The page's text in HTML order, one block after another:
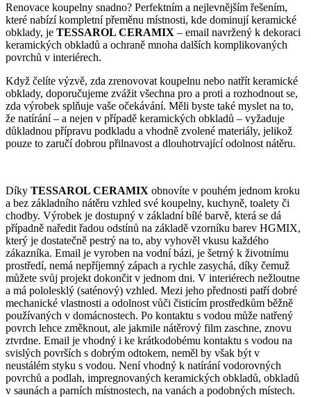
Renovace koupelny snadno? Perfektním a nejlevnějším řešením,
které nabízí kompletní přeměnu místnosti, kde dominují keramické
obklady, je TESSAROL CERAMIX – email navržený k dekoraci
keramických obkladů a ochraně mnoha dalších komplikovaných
povrchů v interiérech.
Když čelíte výzvě, zda zrenovovat koupelnu nebo natřít keramické
obklady, doporučujeme zvážit všechna pro a proti a rozhodnout se,
zda výrobek splňuje vaše očekávání. Měli byste také myslet na to,
že natírání – a nejen v případě keramických obkladů – vyžaduje
důkladnou přípravu podkladu a vhodně zvolené materiály, jelikož
pouze to zaručí dobrou přilnavost a dlouhotrvající odolnost nátěru.
Díky TESSAROL CERAMIX obnovíte v pouhém jednom kroku
a bez základního nátěru vzhled své koupelny, kuchyně, toalety či
chodby. Výrobek je dostupný v základní bílé barvě, která se dá
případně naředit řadou odstínů na základě vzorníku barev HGMIX,
který je dostatečně pestrý na to, aby vyhověl vkusu každého
zákazníka. Email je vyroben na vodní bázi, je šetrný k životnímu
prostředí, nemá nepříjemný zápach a rychle zasychá, díky čemuž
můžete svůj projekt dokončit v jednom dni. V interiérech nežloutne
a má pololesklý (saténový) vzhled. Mezi jeho přednosti patří dobré
mechanické vlastnosti a odolnost vůči čisticím prostředkům běžně
používaných v domácnostech. Po kontaktu s vodou může natřený
povrch lehce změknout, ale jakmile nátěrový film zaschne, znovu
ztvrdne. Email je vhodný i ke krátkodobému kontaktu s vodou na
svislých površích s dobrým odtokem, neměl by však být v
neustálém styku s vodou. Není vhodný k natírání vodorovných
povrchů a podlah, impregnovaných keramických obkladů, obkladů
v saunách a parních místnostech, na vanách a podobných místech.